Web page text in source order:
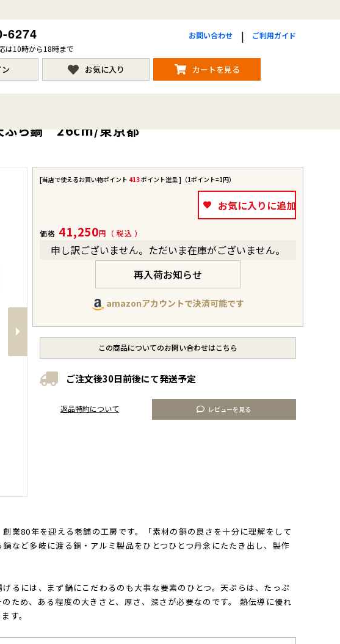
6274
は10時から18時まで
お問い合わせ ご利用ガイド
お気に入り カートを見る
天ぷら鍋 26cm/東京都
[当店で使えるお買い物ポイント 413ポイント進呈 ]（1ポイント=1円）
価格 41,250 税込
申し訳ございません。ただいま在庫がございません。
お気に入りに追加
再入荷お知らせ
amazonアカウントで決済可能です
ご注文後30日前後にて発送予定
この商品についてのお問い合わせはこちら
レビューを見る
返品特約について
業80年を迎える老舗の工房です。「素材の銅の良さを十分に理解をして
など多岐に渡る銅・アルミ製品をひとつひとつ丹念にたたき出し、製作
るには、まず鍋にこだわるのも大事な要素のひとつ。天ぷらは、たっぷ
ため、ある程度の大きさと、厚さ、深さが必要なのです。 熱伝導に優れ
す。